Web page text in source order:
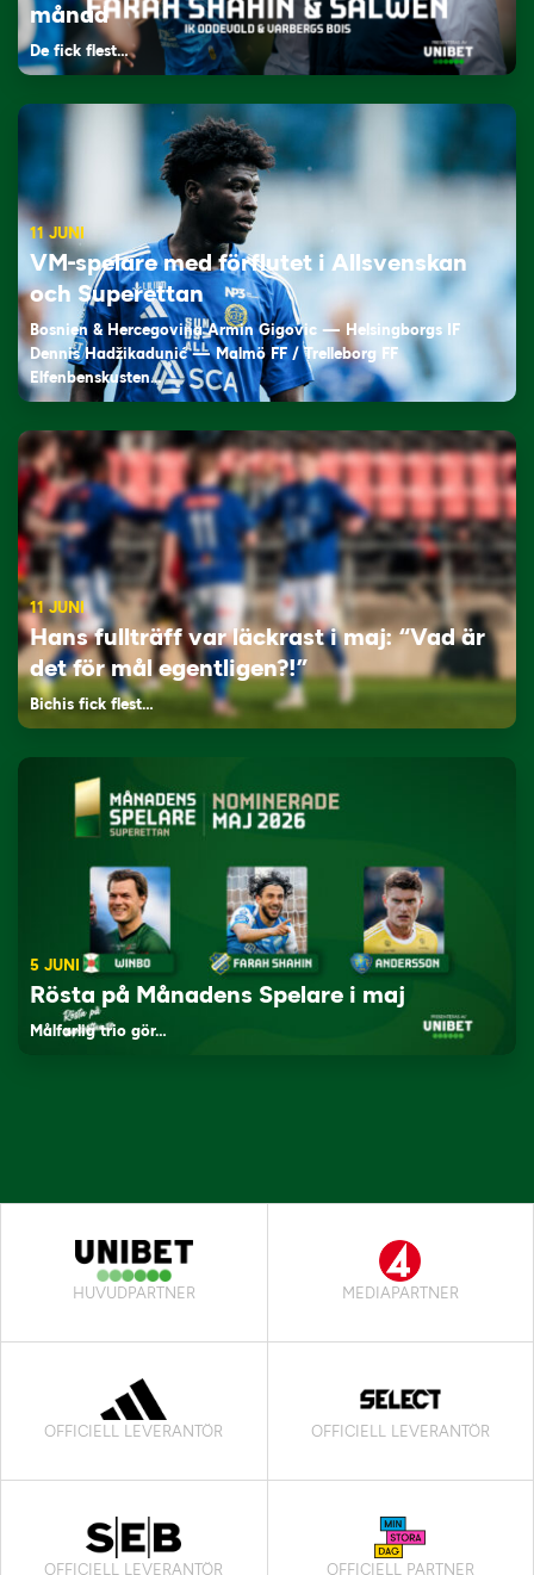
månad
De fick flest…
11 JUNI
VM-spelare med förflutet i Allsvenskan
och Superettan
Bosnien & Hercegovina Armin Gigovic — Helsingborgs IF
Dennis Hadžikadunić — Malmö FF / Trelleborg FF
Elfenbenskusten…
11 JUNI
Hans fullträff var läckrast i maj: “Vad är
det för mål egentligen?!”
Bichis fick flest…
5 JUNI
Rösta på Månadens Spelare i maj
Målfarlig trio gör…
HUVUDPARTNER MEDIAPARTNER
OFFICIELL LEVERANTÖR OFFICIELL LEVERANTÖR
OFFICIELL LEVERANTÖR OFFICIELL PARTNER